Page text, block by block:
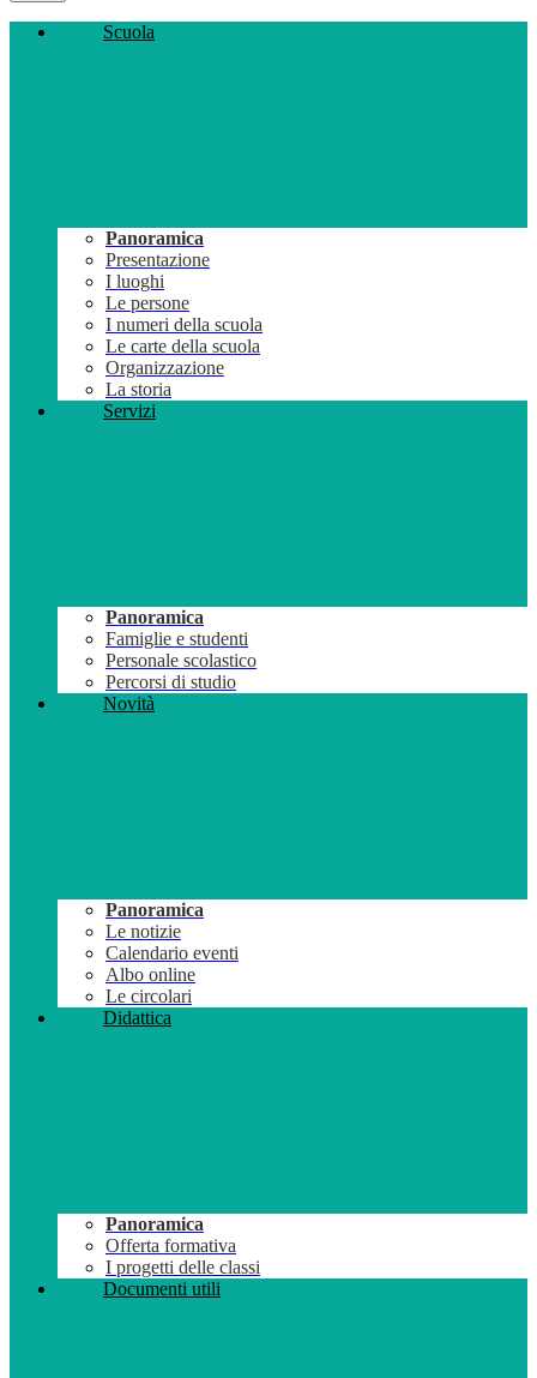
Scuola
Panoramica
Presentazione
I luoghi
Le persone
I numeri della scuola
Le carte della scuola
Organizzazione
La storia
Servizi
Panoramica
Famiglie e studenti
Personale scolastico
Percorsi di studio
Novità
Panoramica
Le notizie
Calendario eventi
Albo online
Le circolari
Didattica
Panoramica
Offerta formativa
I progetti delle classi
Documenti utili